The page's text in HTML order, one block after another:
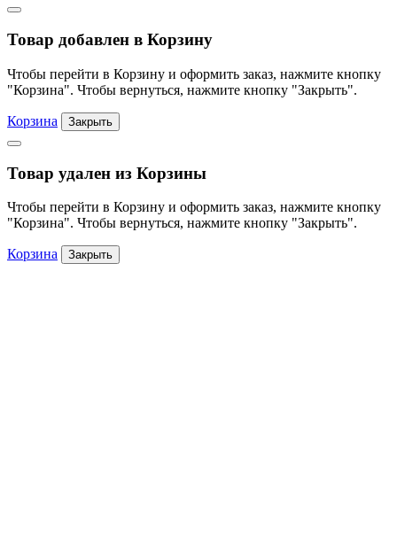
Товар добавлен в Корзину
Чтобы перейти в Корзину и оформить заказ, нажмите кнопку
"Корзина". Чтобы вернуться, нажмите кнопку "Закрыть".
Корзина Закрыть
Товар удален из Корзины
Чтобы перейти в Корзину и оформить заказ, нажмите кнопку
"Корзина". Чтобы вернуться, нажмите кнопку "Закрыть".
Корзина Закрыть